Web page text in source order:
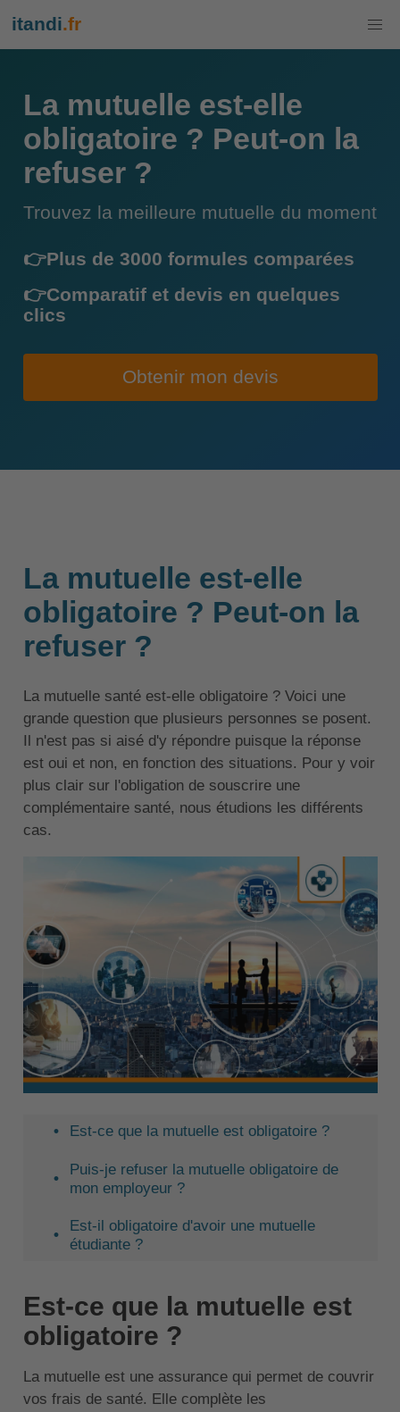
itandi.fr
La mutuelle est-elle
obligatoire ? Peut-on la
refuser ?
Trouvez la meilleure mutuelle du moment
👉Plus de 3000 formules comparées
👉Comparatif et devis en quelques
clics
Obtenir mon devis
La mutuelle est-elle
obligatoire ? Peut-on la
refuser ?
La mutuelle santé est-elle obligatoire ? Voici une
grande question que plusieurs personnes se posent.
Il n'est pas si aisé d'y répondre puisque la réponse
est oui et non, en fonction des situations. Pour y voir
plus clair sur l'obligation de souscrire une
complémentaire santé, nous étudions les différents
cas.
Est-ce que la mutuelle est obligatoire ?
Puis-je refuser la mutuelle obligatoire de
mon employeur ?
Est-il obligatoire d'avoir une mutuelle
étudiante ?
Est-ce que la mutuelle est
obligatoire ?
La mutuelle est une assurance qui permet de couvrir
vos frais de santé. Elle complète les